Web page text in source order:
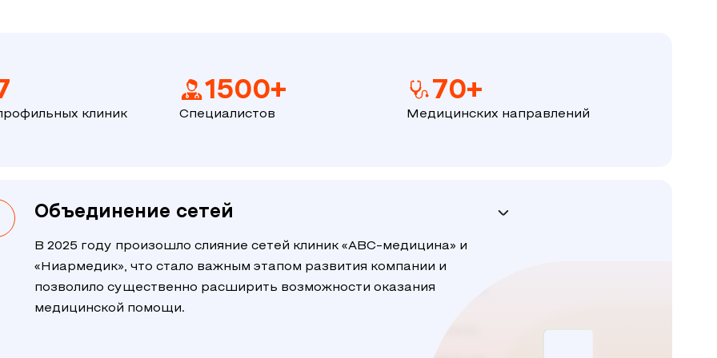
клиник
1500+
Специалистов
70+
Медицинских направлений
Объединение сетей
В 2025 году произошло слияние сетей клиник «АВС-медицина» и
«Ниармедик», что стало важным этапом развития компании и
позволило существенно расширить возможности оказания
медицинской помощи.